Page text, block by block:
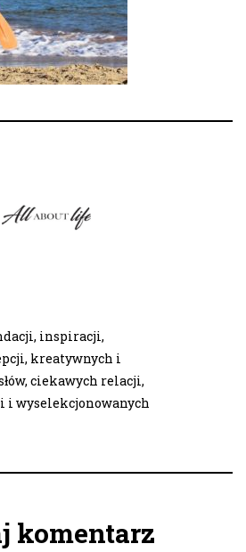
inspiracji,
kreatywnych i
ciekawych relacji,
i wyselekcjonowanych
komentarz